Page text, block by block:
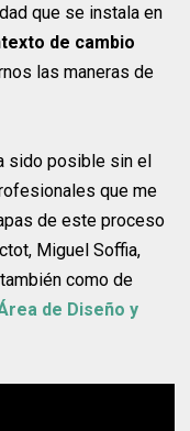
que se instala en
de cambio
las maneras de
sido posible sin el
que me
de este proceso
Miguel Soffia,
como de
de Diseño y